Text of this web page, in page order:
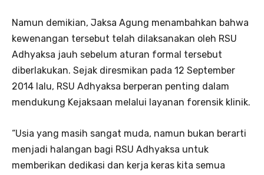
Namun demikian, Jaksa Agung menambahkan bahwa
kewenangan tersebut telah dilaksanakan oleh RSU
Adhyaksa jauh sebelum aturan formal tersebut
diberlakukan. Sejak diresmikan pada 12 September
2014 lalu, RSU Adhyaksa berperan penting dalam
mendukung Kejaksaan melalui layanan forensik klinik.
“Usia yang masih sangat muda, namun bukan berarti
menjadi halangan bagi RSU Adhyaksa untuk
memberikan dedikasi dan kerja keras kita semua